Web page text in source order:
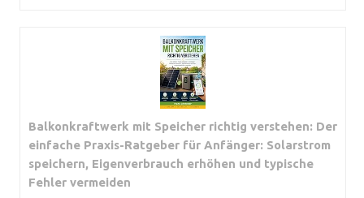
Balkonkraftwerk mit Speicher richtig verstehen: Der
einfache Praxis-Ratgeber für Anfänger: Solarstrom
speichern, Eigenverbrauch erhöhen und typische
Fehler vermeiden